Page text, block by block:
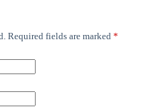
Required fields are marked *